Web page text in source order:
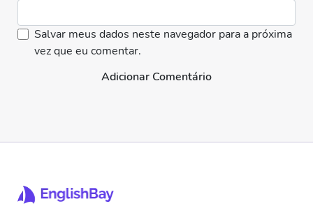
Salvar meus dados neste navegador para a próxima
vez que eu comentar.
Adicionar Comentário